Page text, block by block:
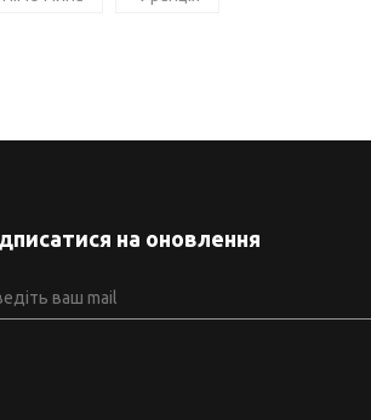
на оновлення